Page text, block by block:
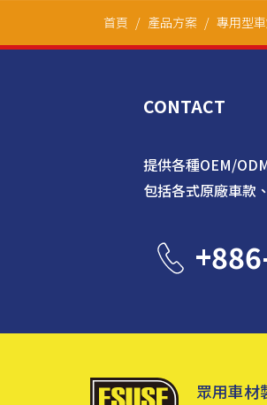
首頁 產品方案 專用型
CONTACT
提供各種OEM/
包括各式原廠車款
眾用車材